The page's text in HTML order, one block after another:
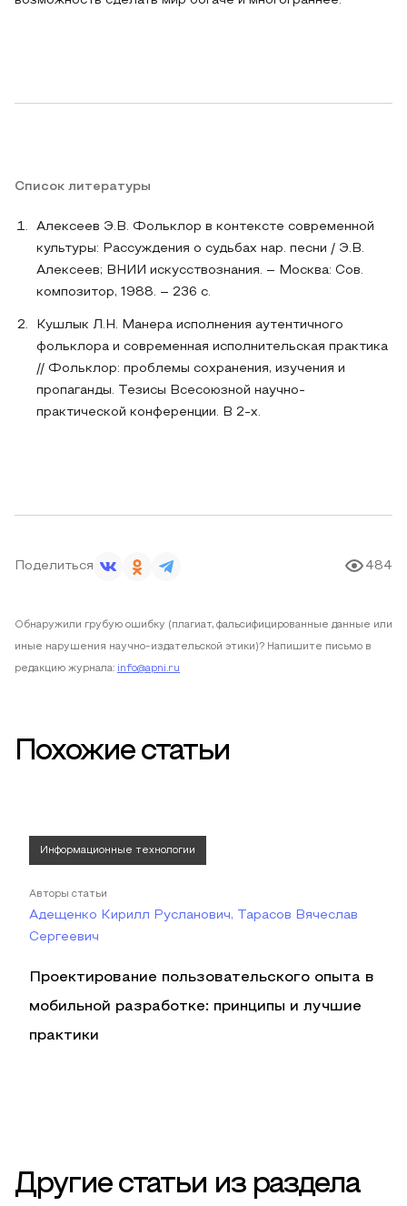
Список литературы
Алексеев Э.В. Фольклор в контексте современной
культуры: Рассуждения о судьбах нар. песни / Э.В.
Алексеев; ВНИИ искусствознания. – Москва: Сов.
композитор, 1988. – 236 с.
Кушлык Л.Н. Манера исполнения аутентичного
фольклора и современная исполнительская практика
// Фольклор: проблемы сохранения, изучения и
пропаганды. Тезисы Всесоюзной научно-
практической конференции. В 2-х.
Поделиться 484
Обнаружили грубую ошибку (плагиат, фальсифицированные данные или
иные нарушения научно-издательской этики)? Напишите письмо в
редакцию журнала: info@apni.ru
Похожие статьи
Информационные технологии
Авторы статьи
Адещенко Кирилл Русланович, Тарасов Вячеслав
Сергеевич
Проектирование пользовательского опыта в
мобильной разработке: принципы и лучшие
практики
Другие статьи из раздела